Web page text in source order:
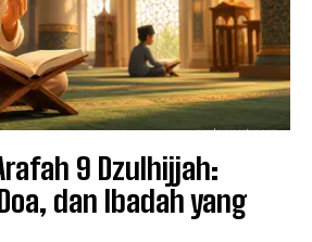
9 Dzulhijjah:
dan Ibadah yang